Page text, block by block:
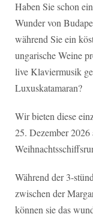
Haben Sie schon
Wunder von
während Sie ein
ungarische Weine
live Klaviermusik
Luxuskatamaran?
Wir bieten diese
25. Dezember 2026
Während der 3-
zwischen der
können sie das